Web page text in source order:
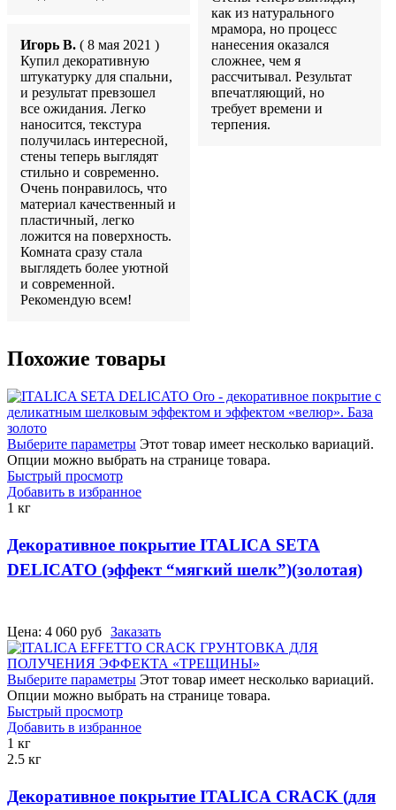
Игорь В. ( 8 мая 2021 )
Купил декоративную
штукатурку для спальни,
и результат превзошел
все ожидания. Легко
наносится, текстура
получилась интересной,
стены теперь выглядят
стильно и современно.
Очень понравилось, что
материал качественный и
пластичный, легко
ложится на поверхность.
Комната сразу стала
выглядеть более уютной
и современной.
Рекомендую всем!
как из натурального
мрамора, но процесс
нанесения оказался
сложнее, чем я
рассчитывал. Результат
впечатляющий, но
требует времени и
терпения.
Похожие товары
Выберите параметры Этот товар имеет несколько вариаций.
Опции можно выбрать на странице товара.
Быстрый просмотр
Добавить в избранное
1 кг
Декоративное покрытие ITALICA SETA
DELICATO (эффект “мягкий шелк”)(золотая)
Цена: 4 060 руб Заказать
Выберите параметры Этот товар имеет несколько вариаций.
Опции можно выбрать на странице товара.
Быстрый просмотр
Добавить в избранное
1 кг
2.5 кг
Декоративное покрытие ITALICA CRACK (для